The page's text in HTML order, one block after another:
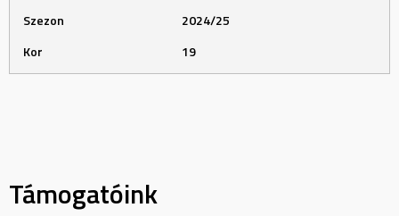
Szezon
2024/25
Kor
19
Támogatóink